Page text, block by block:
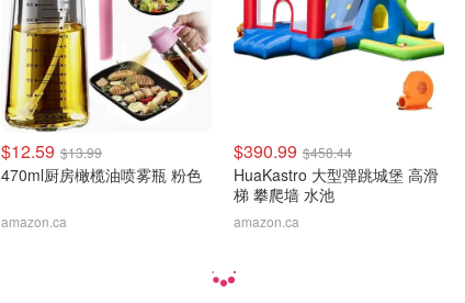
$12.59 $13.99
470ml厨房橄榄油喷雾瓶 粉色
amazon.ca
$390.99 $458.44
HuaKastro 大型弹跳城堡 高滑
梯 攀爬墙 水池
amazon.ca